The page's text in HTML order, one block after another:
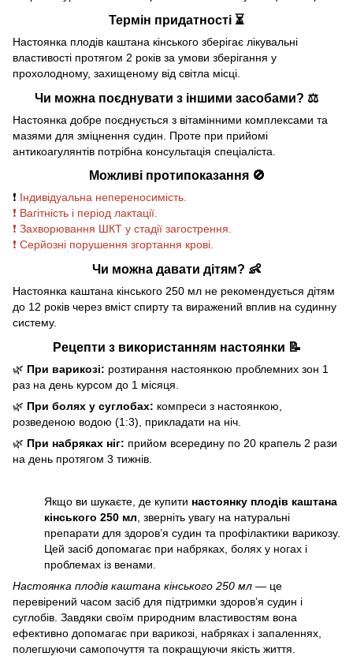
Термін придатності ⏳
Настоянка плодів каштана кінського зберігає лікувальні
властивості протягом 2 років за умови зберігання у
прохолодному, захищеному від світла місці.
Чи можна поєднувати з іншими засобами? ⚖️
Настоянка добре поєднується з вітамінними комплексами та
мазями для зміцнення судин. Проте при прийомі
антикоагулянтів потрібна консультація спеціаліста.
Можливі протипоказання 🚫
❗ Індивідуальна непереносимість.
❗ Вагітність і період лактації.
❗ Захворювання ШКТ у стадії загострення.
❗ Серйозні порушення згортання крові.
Чи можна давати дітям? 👶
Настоянка каштана кінського 250 мл не рекомендується дітям
до 12 років через вміст спирту та виражений вплив на судинну
систему.
Рецепти з використанням настоянки 📝
🌿 При варикозі: розтирання настоянкою проблемних зон 1
раз на день курсом до 1 місяця.
🌿 При болях у суглобах: компреси з настоянкою,
розведеною водою (1:3), прикладати на ніч.
🌿 При набряках ніг: прийом всередину по 20 крапель 2 рази
на день протягом 3 тижнів.
Якщо ви шукаєте, де купити настоянку плодів каштана
кінського 250 мл , зверніть увагу на натуральні
препарати для здоров’я судин та профілактики варикозу.
Цей засіб допомагає при набряках, болях у ногах і
проблемах із венами.
Настоянка плодів каштана кінського 250 мл — це
перевірений часом засіб для підтримки здоров’я судин і
суглобів. Завдяки своїм природним властивостям вона
ефективно допомагає при варикозі, набряках і запаленнях,
полегшуючи самопочуття та покращуючи якість життя.